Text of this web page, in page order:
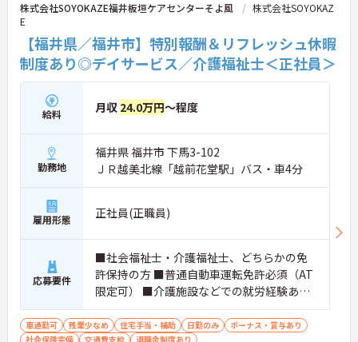
株式会社SOYOKAZE福井板垣ケアセンターそよ風
株式会社SOYOKAZ
E
【福井県／福井市】特別報酬＆リフレッシュ休暇
制度あり◎デイサービス／介護福祉士＜正社員＞
給料 月収 24.0万円～程度
勤務地
福井県 福井市 下馬3-102
ＪＲ越美北線「越前花堂駅」バス・車4分
雇用形態 正社員(正職員)
応募要件
■社会福祉士・介護福祉士、どちらかの免
許保持の方 ■普通自動車運転免許必須（AT
限定可） ■介護施設などでの就労経験あれ
ば尚可 ■ハイエースを運転できる方歓迎
車通勤可 残業少なめ 住宅手当・補助 日勤のみ
ボーナス・賞与あり
社会保険完備
交通費支給 退職金制度あり